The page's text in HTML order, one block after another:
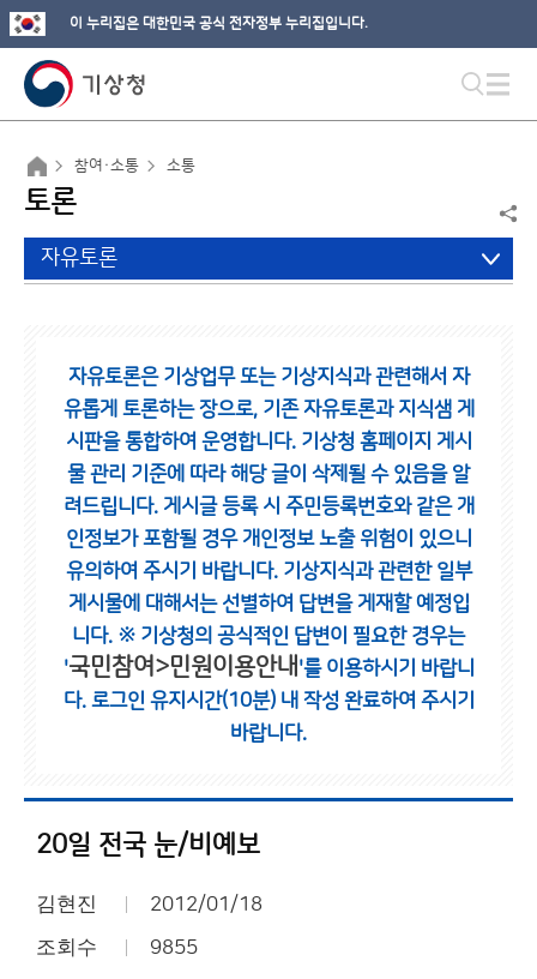
이 누리집은 대한민국 공식 전자정부 누리집입니다.
참여·소통 소통
토론
자유토론
자유토론은 기상업무 또는 기상지식과 관련해서 자
유롭게 토론하는 장으로, 기존 자유토론과 지식샘 게
시판을 통합하여 운영합니다. 기상청 홈페이지 게시
물 관리 기준에 따라 해당 글이 삭제될 수 있음을 알
려드립니다. 게시글 등록 시 주민등록번호와 같은 개
인정보가 포함될 경우 개인정보 노출 위험이 있으니
유의하여 주시기 바랍니다. 기상지식과 관련한 일부
게시물에 대해서는 선별하여 답변을 게재할 예정입
니다. ※ 기상청의 공식적인 답변이 필요한 경우는
'국민참여>민원이용안내 '를 이용하시기 바랍니
다. 로그인 유지시간(10분) 내 작성 완료하여 주시기
바랍니다.
20일 전국 눈/비예보
김현진 2012/01/18
조회수 9855